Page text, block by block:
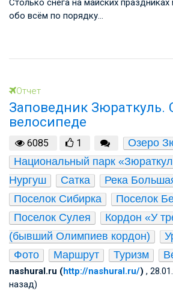
Столько снега на майских
обо всём по порядку…
Отчет
Заповедник Зюраткуль.
велосипеде
6085 1
Озеро
Национальный парк
Нургуш
Сатка
Река
Поселок Сибирка
Поселок
Поселок Сулея
Кордон «У
(бывший Олимпиев кордон)
Фото
Маршрут Туризм
nashural.ru (http://nashural.ru/) ,
назад)